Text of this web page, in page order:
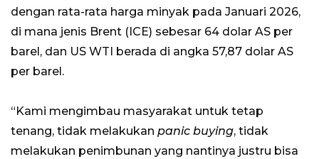
dengan rata-rata harga minyak pada Januari 2026,
di mana jenis Brent (ICE) sebesar 64 dolar AS per
barel, dan US WTI berada di angka 57,87 dolar AS
per barel.
“Kami mengimbau masyarakat untuk tetap
tenang, tidak melakukan panic buying, tidak
melakukan penimbunan yang nantinya justru bisa